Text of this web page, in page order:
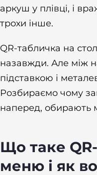
аркуш у плівці, і
трохи інше.
QR-табличка на
назавжди. Але між
підставкою і
Розбираємо чому
наперед, обирають
Що таке
меню і як